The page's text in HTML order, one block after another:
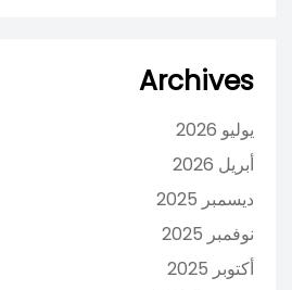
Archives
يوليو 2026
أبريل 2026
ديسمبر 2025
نوفمبر 2025
أكتوبر 2025